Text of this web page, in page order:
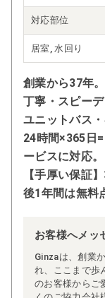
対応部位
居室, 水回り
創業から37年。
丁寧・スピー
ユニットバス
24時間×365日
ービスに対応。
【手厚い保証
後1年間は無料
お客様へメッ
Ginzaは、創業
れ、ここまで歩
のお客様からご